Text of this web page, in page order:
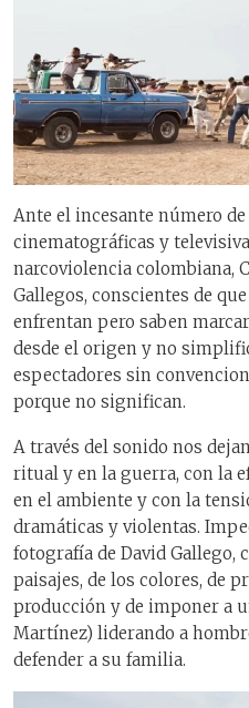
Ante el incesante número
cinematográficas y
narcoviolencia colombiana,
Gallegos, conscientes de
enfrentan pero saben
desde el origen y no
espectadores sin
porque no significan.
A través del sonido nos
ritual y en la guerra, con la
en el ambiente y con la
dramáticas y violentas.
fotografía de David Gallego,
paisajes, de los colores, de
producción y de imponer a
Martínez) liderando a
defender a su familia.